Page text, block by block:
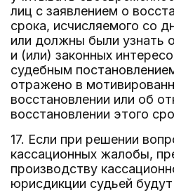
лиц с заявлением о
срока, исчисляемого со
или должны были узнать
и (или) законных
судебным
отражено в
восстановлении или об
восстановлении этого
17. Если при решении
кассационных жалобы,
производству
юрисдикции судьей